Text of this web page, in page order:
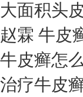
大面积头
赵霖 牛皮
牛皮癣怎
治疗牛皮